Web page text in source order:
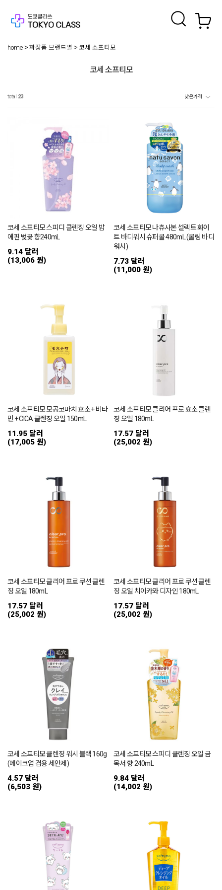
home 화장품 브랜드별 코세 소프티모
코세 소프티모
total 23
코세 소프티모 스피디 클렌징 오일 밤
에핀 벚꽃 향240mL
9.14 달러
(13,006 원)
코세 소프티모 나츄사본 셀렉트 화이
트 바디워시 슈퍼쿨 480mL (쿨링 바디
워시)
7.73 달러
(11,000 원)
코세 소프티모 모공코마치 효소 + 비타
민 + CICA 클렌징 오일 150mL
11.95 달러
(17,005 원)
코세 소프티모 클리어 프로 효소 클렌
징 오일 180mL
17.57 달러
(25,002 원)
코세 소프티모 클리어 프로 쿠션 클렌
징 오일 180mL
17.57 달러
(25,002 원)
코세 소프티모 클리어 프로 쿠션 클렌
징 오일 치이카와 디자인 180mL
17.57 달러
(25,002 원)
코세 소프티모 클렌징 워시 블랙 160g
(메이크업 겸용 세안제)
4.57 달러
(6,503 원)
코세 소프티모 스피디 클렌징 오일 금
목서 향 240mL
9.84 달러
(14,002 원)